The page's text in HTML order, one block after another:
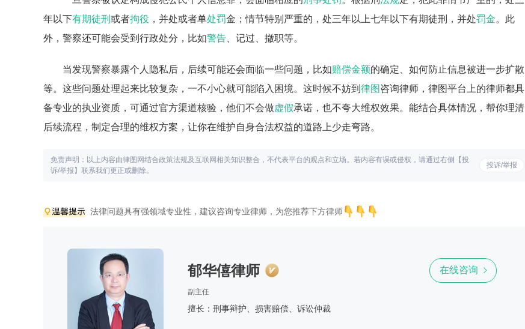
年以下有期徒刑 或者拘役 ，并处或者单处罚金；情节特别严重的，处三年以上七年以下有期徒刑，并处罚金。此
外，警察还可能会受到行政处分，比如警告 、记过、撤职等。
当发现警察暴露个人隐私后，后续可能还会面临一些问题，比如赔偿金额的确定、如何防止信息被进一步扩散
等。这些问题处理起来比较复杂，一不小心就可能陷入困境。这时候不妨到 律图 咨询律师，律图平台上的律师都具
备专业的执业资质，可通过官方渠道核验，他们不会做虚假承诺，也不夸大维权效果。能结合具体情况，帮你理清
后续流程，制定合理的维权方案，让你在维护自身合法权益的道路上少走弯路。
投诉/举报
免责声明：以上内容由律图网结合政策法规及互联网相关知识整合，不代表平台的观点和立场。若内容有误或侵权，请通过右侧【投
诉/举报】联系我们更正或删除。
法律问题具有强领域专业性，建议咨询专业律师，为您推荐下方律师
郁华僖律师
副主任
擅长：刑事辩护、损害赔偿、诉讼仲裁
在线咨询